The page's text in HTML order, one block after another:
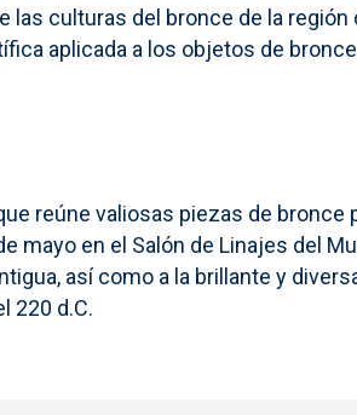
culturas del bronce de la región
aplicada a los objetos de
reúne valiosas piezas de
en el Salón de Linajes del
así como a la brillante y
220 d.C.